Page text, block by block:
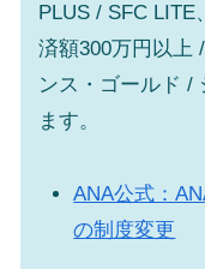
PLUS / SFC LITE
済額300万円以上
ンス・ゴールド /
ます。
ANA公式：
の制度変更